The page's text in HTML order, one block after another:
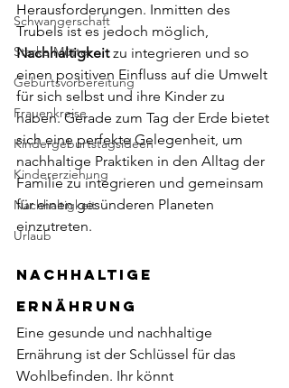
Schwangerschaft
Starke Mütter
Geburtsvorbereitung
Frauenkreise
Kindergeburtstagsideen
Kindererziehung
Nachhaltigkeit
Urlaub
Herausforderungen. Inmitten des
Trubels ist es jedoch möglich,
Nachhaltigkeit zu integrieren und so
einen positiven Einfluss auf die Umwelt
für sich selbst und ihre Kinder zu
haben. Gerade zum Tag der Erde bietet
sich eine perfekte Gelegenheit, um
nachhaltige Praktiken in den Alltag der
Familie zu integrieren und gemeinsam
für einen gesünderen Planeten
einzutreten.
Nachhaltige
Ernährung
Eine gesunde und nachhaltige
Ernährung ist der Schlüssel für das
Wohlbefinden. Ihr könnt